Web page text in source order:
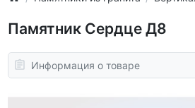
Памятник Сердце Д8
Информация о товаре